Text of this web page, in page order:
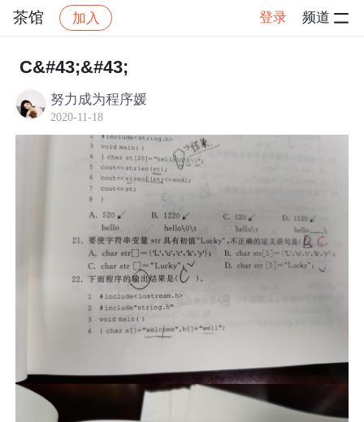
茶馆 加入 登录 频道
社区 茶馆
C&#43;&#43;
努力成为程序媛
2020-11-18